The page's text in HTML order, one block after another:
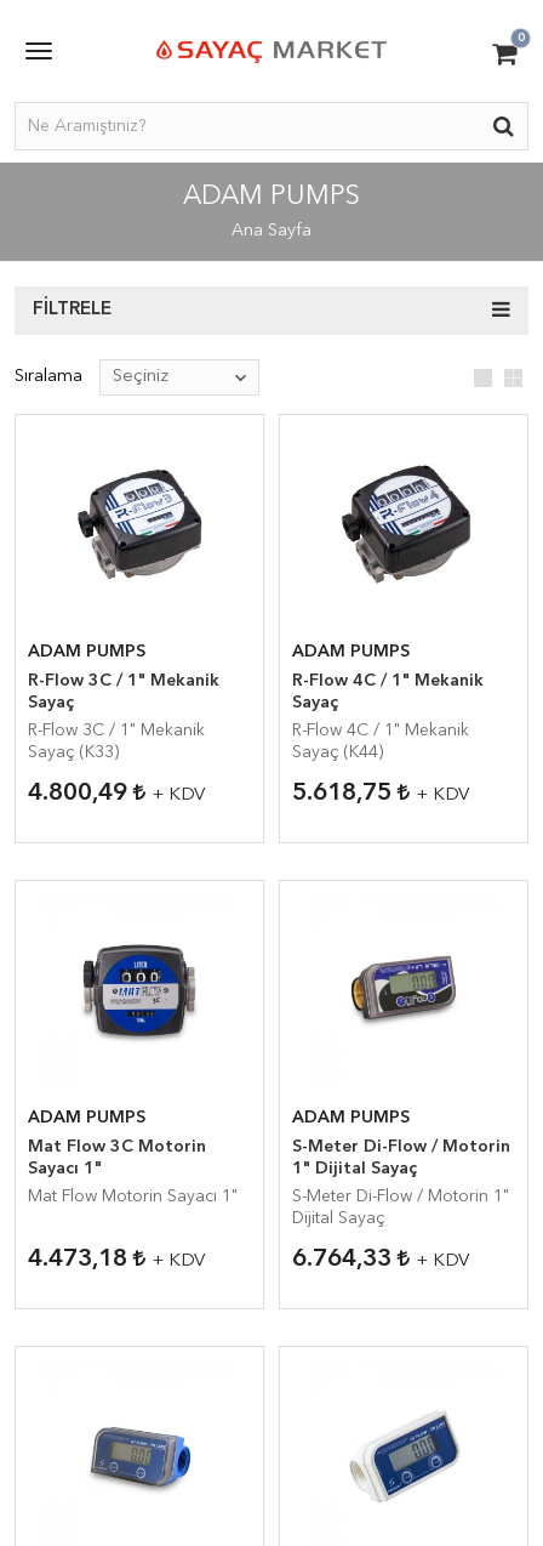
0
ADAM PUMPS
Ana Sayfa
FILTRELE
Sıralama
ADAM PUMPS
R-Flow 3C / 1" Mekanik
Sayaç
R-Flow 3C / 1" Mekanik
Sayaç (K33)
4.800,49 + KDV
ADAM PUMPS
R-Flow 4C / 1" Mekanik
Sayaç
R-Flow 4C / 1" Mekanik
Sayaç (K44)
5.618,75 + KDV
ADAM PUMPS
Mat Flow 3C Motorin
Sayacı 1"
Mat Flow Motorin Sayacı 1"
4.473,18 + KDV
ADAM PUMPS
S-Meter Di-Flow / Motorin
1" Dijital Sayaç
S-Meter Di-Flow / Motorin 1"
Dijital Sayaç
6.764,33 + KDV